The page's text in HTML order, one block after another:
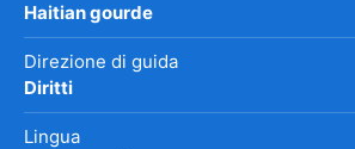
Haitian gourde
Direzione di guida
Diritti
Lingua